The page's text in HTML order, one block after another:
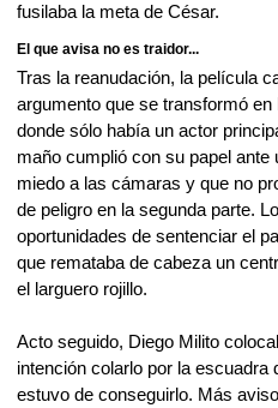
fusilaba la meta de César.
El que avisa no es traidor...
Tras la reanudación, la película
argumento que se transformó
donde sólo había un actor
maño cumplió con su papel
miedo a las cámaras y que no
de peligro en la segunda parte.
oportunidades de sentenciar el
que remataba de cabeza un
el larguero rojillo.
Acto seguido, Diego Milito
intención colarlo por la escuadra
estuvo de conseguirlo. Más